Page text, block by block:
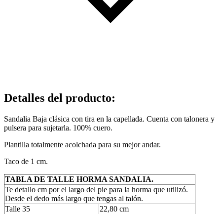
Detalles del producto:
Sandalia Baja clásica con tira en la capellada. Cuenta con talonera y
pulsera para sujetarla. 100% cuero.
Plantilla totalmente acolchada para su mejor andar.
Taco de 1 cm.
TABLA DE TALLE HORMA SANDALIA.
Te detallo cm por el largo del pie para la horma que utilizó.
Desde el dedo más largo que tengas al talón.
Talle 35
22,80 cm